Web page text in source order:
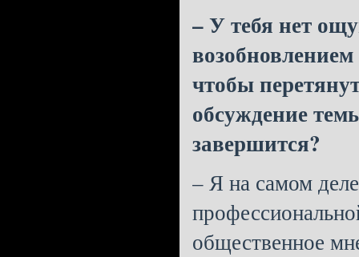
– У тебя нет
чтобы
обсуждение
завершится?
– Я на самом
общественное